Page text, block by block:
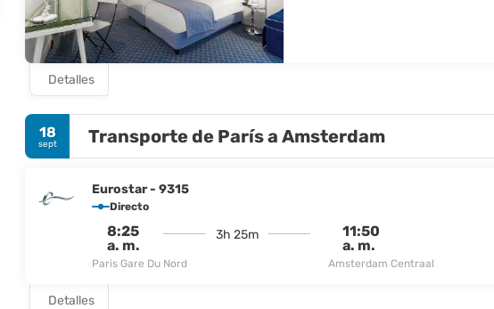
Detalles
18
sept Transporte de París a Amsterdam
Eurostar - 9315
Directo
8:25
a. m.
Paris Gare Du Nord
3h 25m
11:50
a. m.
Amsterdam Centraal
Detalles